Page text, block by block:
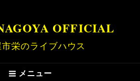
OFFICIAL
栄のライブハウス
メニュー